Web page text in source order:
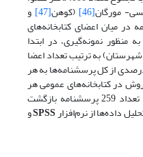
مورگان[46] (کوهن[47] و
تعداد 381 پرسشنامه در میان اعضای کتابخانه‌های
منظور نمونه‌گیری، در ابتدا
شهرستانهای استان لرستان (تعداد 10 شهرستان) به ترتیب تعداد اعضا
از کل پرسشنامه‌ها به هر
در کتابخانه‌های عمومی هر
شهرستان نیز اجرا گردید. در نهایت، تعداد 259 پرسشنامه بازگشت
SPSSو